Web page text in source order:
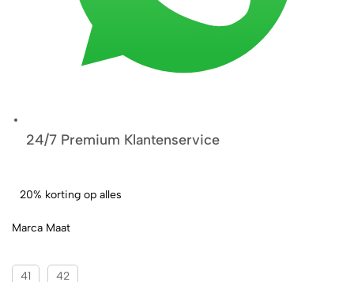
24/7 Premium Klantenservice
20% korting op alles
Marca Maat
41 42